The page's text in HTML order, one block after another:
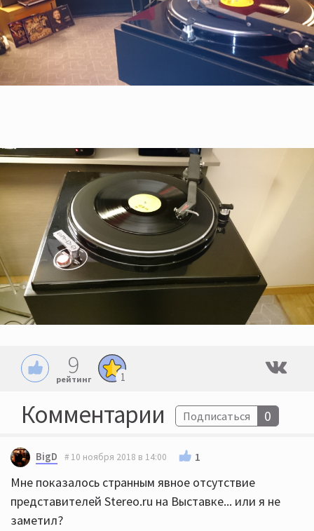
9
рейтинг 1
Комментарии Подписаться 0
BigD 10 ноября 2018 в 14:00 1
Мне показалось странным явное отсутствие
представителей Stereo.ru на Выставке... или я не
заметил?